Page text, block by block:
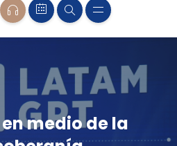
medio de la